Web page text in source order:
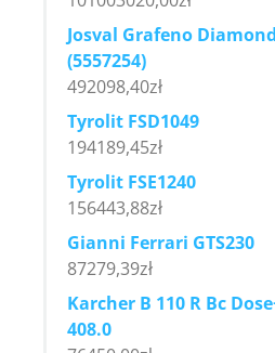
Josval Grafeno
(5557254)
492098,40zł
Tyrolit FSD1049
194189,45zł
Tyrolit FSE1240
156443,88zł
Gianni Ferrari GTS230
87279,39zł
Karcher B 110 R Bc
408.0